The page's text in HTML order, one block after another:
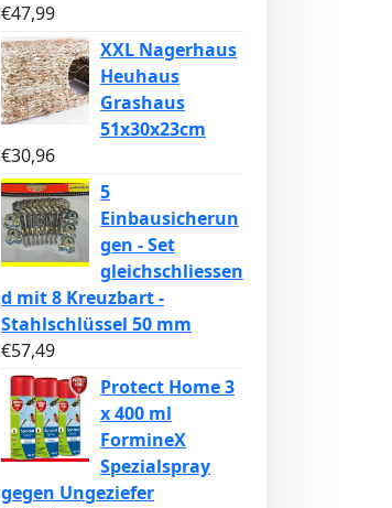
€47,99
XXL Nagerhaus
Heuhaus
Grashaus
51x30x23cm
€30,96
5
Einbausicherun
gen - Set
gleichschliessen
d mit 8 Kreuzbart -
Stahlschlüssel 50 mm
€57,49
Protect Home 3
x 400 ml
FormineX
Spezialspray
gegen Ungeziefer